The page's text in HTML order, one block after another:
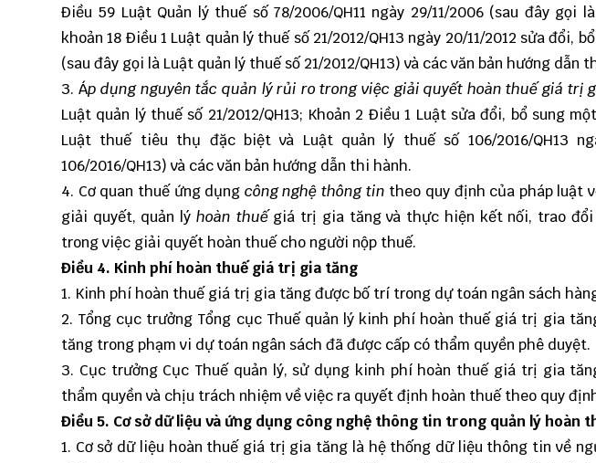
Điều 59 Luật Quản lý thuế số 78/2006/QH11 ngày 29/11/2006 (sau đây gọi
khoản 18 Điều 1 Luật quản lý thuế số 21/2012/QH13 ngày 20/11/2012 sửa đổi,
(sau đây gọi là Luật quản lý thuế số 21/2012/QH13) và các văn bản hướng dẫn
3. Áp dụng nguyên tắc quản lý rủi ro trong việc giải quyết hoàn thuế giá trị
Luật quản lý thuế số 21/2012/QH13; Khoản 2 Điều 1 Luật sửa đổi, bổ sung
Luật thuế tiêu thụ đặc biệt và Luật quản lý thuế số 106/2016/QH13
106/2016/QH13) và các văn bản hướng dẫn thi hành.
4. Cơ quan thuế ứng dụng công nghệ thông tin theo quy định của pháp luật
giải quyết, quản lý hoàn thuế giá trị gia tăng và thực hiện kết nối, trao
trong việc giải quyết hoàn thuế cho người nộp thuế.
Điều 4. Kinh phí hoàn thuế giá trị gia tăng
1. Kinh phí hoàn thuế giá trị gia tăng được bố trí trong dự toán ngân sách
2. Tổng cục trưởng Tổng cục Thuế quản lý kinh phí hoàn thuế giá trị gia
tăng trong phạm vi dự toán ngân sách đã được cấp có thẩm quyền phê duyệt.
3. Cục trưởng Cục Thuế quản lý, sử dụng kinh phí hoàn thuế giá trị gia
thẩm quyền và chịu trách nhiệm về việc ra quyết định hoàn thuế theo quy
Điều 5. Cơ sở dữ liệu và ứng dụng công nghệ thông tin trong quản lý hoàn
1. Cơ sở dữ liệu hoàn thuế giá trị gia tăng là hệ thống dữ liệu thông tin về